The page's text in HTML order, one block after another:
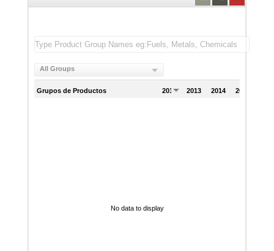
All Groups
Grupos de Productos 2012 2013 2014 2015
No data to display